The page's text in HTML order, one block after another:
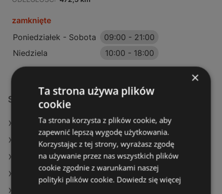
zamknięte
Poniedziałek - Sobota
09:00 - 21:00
Niedziela
10:00 - 18:00
Sklepy KiK w:
KiK w Wieliczka
KiK w Namysłów
KiK w Ostrów Wielkopolski (Gmina)
KiK w Opoczno
×
Ta strona używa plików
cookie
Ta strona korzysta z plików cookie, aby
zapewnić lepszą wygodę użytkowania.
Korzystając z tej strony, wyrażasz zgodę
na używanie przez nas wszystkich plików
cookie zgodnie z warunkami naszej
polityki plików cookie. Dowiedz się więcej